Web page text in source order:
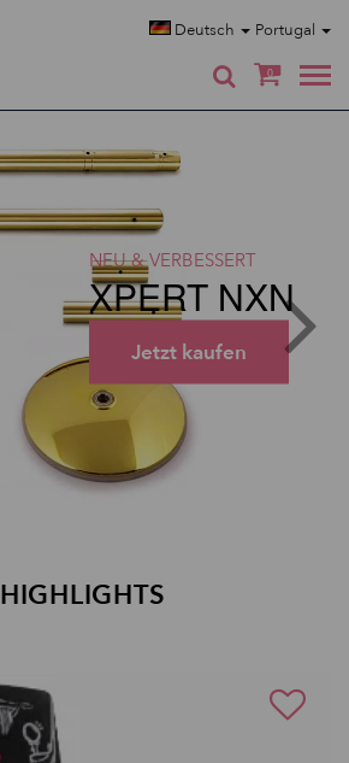
Deutsch Portugal
0
NEU & VERBESSERT
XPERT NXN
Jetzt kaufen
HIGHLIGHTS